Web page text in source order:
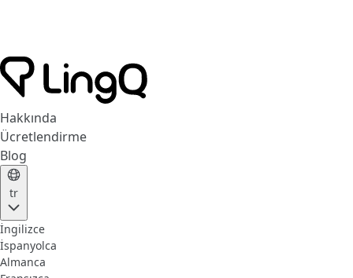
Hakkında
Ücretlendirme
Blog
tr
İngilizce
İspanyolca
Almanca